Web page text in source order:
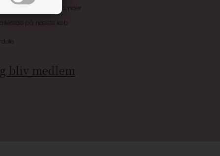
tilbud kun til klubkunder
på næste køb
bliv medlem